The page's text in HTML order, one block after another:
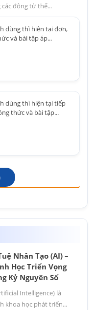
các động từ thể...
dùng thì hiện tại đơn,
và bài tập áp...
dùng thì hiện tại tiếp
thức và bài tập...
Nhân Tạo (AI) –
Học Triển Vọng
Kỷ Nguyên Số
Intelligence) là
khoa học phát triển...